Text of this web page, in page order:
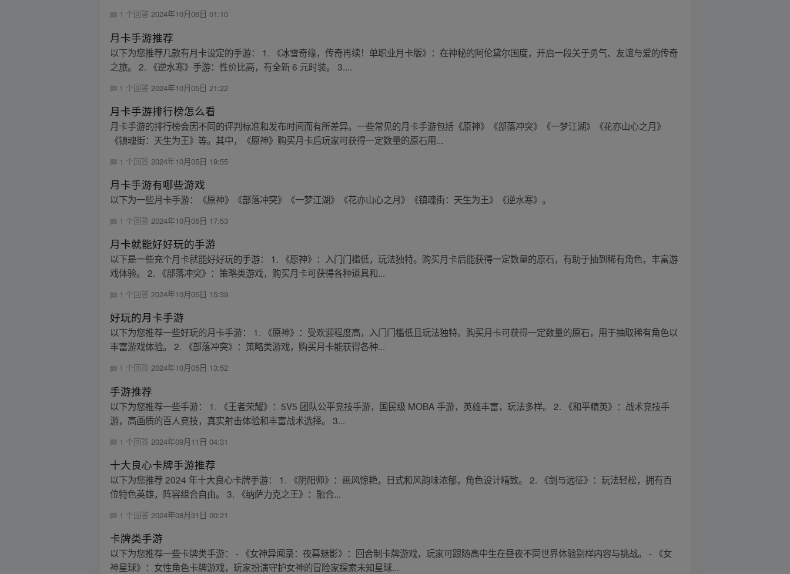
1 个回答2024年10月06日 01:10
月卡手游推荐
以下为您推荐几款有月卡设定的手游： 1. 《冰雪奇缘，传奇再续！单职业月卡版》：在神秘的阿伦黛尔国度，开启一段关于勇气、友谊与爱的传奇
之旅。 2. 《逆水寒》手游：性价比高，有全新 6 元时装。 3....
1 个回答 2024年10月05日 21:22
月卡手游排行榜怎么看
月卡手游的排行榜会因不同的评判标准和发布时间而有所差异。一些常见的月卡手游包括《原神》《部落冲突》《一梦江湖》《花亦山心之月》
《镇魂街：天生为王》等。其中，《原神》购买月卡后玩家可获得一定数量的原石用...
1 个回答 2024年10月05日 19:55
月卡手游有哪些游戏
以下为一些月卡手游：《原神》《部落冲突》《一梦江湖》《花亦山心之月》《镇魂街：天生为王》《逆水寒》。
1 个回答2024年10月05日 17:53
月卡就能好好玩的手游
以下是一些充个月卡就能好好玩的手游： 1. 《原神》：入门门槛低，玩法独特。购买月卡后能获得一定数量的原石，有助于抽到稀有角色，丰富游
戏体验。 2. 《部落冲突》：策略类游戏，购买月卡可获得各种道具和...
1 个回答2024年10月05日 15:39
好玩的月卡手游
以下为您推荐一些好玩的月卡手游： 1. 《原神》：受欢迎程度高，入门门槛低且玩法独特。购买月卡可获得一定数量的原石，用于抽取稀有角色以
丰富游戏体验。 2. 《部落冲突》：策略类游戏，购买月卡能获得各种...
1 个回答2024年10月05日 13:52
手游推荐
以下为您推荐一些手游： 1. 《王者荣耀》：5V5 团队公平竞技手游，国民级 MOBA 手游，英雄丰富，玩法多样。 2. 《和平精英》：战术竞技手
游，高画质的百人竞技，真实射击体验和丰富战术选择。 3...
1 个回答 2024年09月11日 04:31
十大良心卡牌手游推荐
以下为您推荐 2024 年十大良心卡牌手游： 1. 《阴阳师》：画风惊艳，日式和风韵味浓郁，角色设计精致。 2. 《剑与远征》：玩法轻松，拥有百
位特色英雄，阵容组合自由。 3. 《纳萨力克之王》：融合...
1 个回答 2024年08月31日 00:21
卡牌类手游
以下为您推荐一些卡牌类手游： - 《女神异闻录：夜幕魅影》：回合制卡牌游戏，玩家可跟随高中生在昼夜不同世界体验别样内容与挑战。 - 《女
神星球》：女性角色卡牌游戏，玩家扮演守护女神的冒险家探索未知星球...